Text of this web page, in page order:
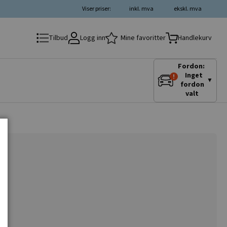
ekskl. mva
inkl. mva
Viser priser:
Tilbud Logg inn Mine favoritter Handlekurv
Fordon:
Inget
fordon
valt
▼